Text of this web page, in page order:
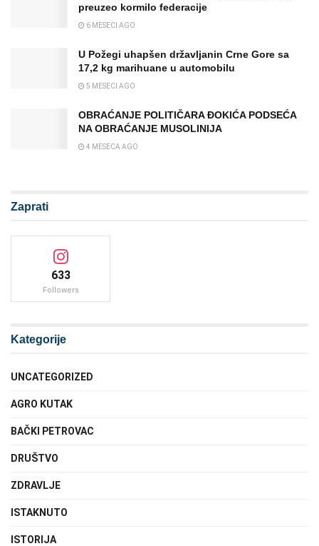
preuzeo kormilo federacije
6 MESECI AGO
U Požegi uhapšen državljanin Crne Gore sa
17,2 kg marihuane u automobilu
5 MESECI AGO
OBRAĆANJE POLITIČARA ĐOKIĆA PODSEĆA
NA OBRAĆANJE MUSOLINIJA
4 MESECA AGO
Zaprati
633
Followers
Kategorije
UNCATEGORIZED
AGRO KUTAK
BAČKI PETROVAC
DRUŠTVO
ZDRAVLJE
ISTAKNUTO
ISTORIJA